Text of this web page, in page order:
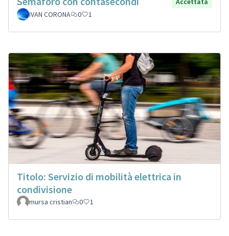
IVAN CORONA
0 1
Titolo: Servizio di mobilità elettrica in
condivisione
mursa cristian 0 1